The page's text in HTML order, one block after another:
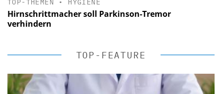
TOP-THEMEN • HYGIENE
Hirnschrittmacher soll Parkinson-Tremor
verhindern
TOP-FEATURE